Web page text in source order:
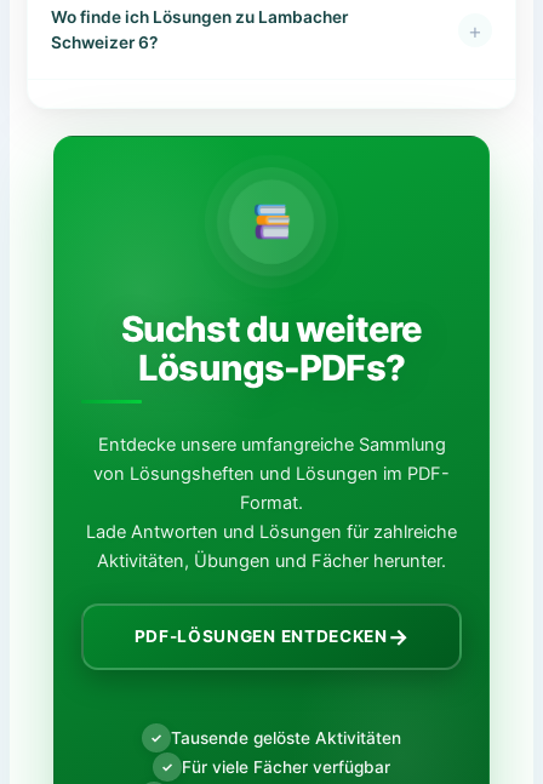
Wo finde ich Lösungen zu Lambacher
Schweizer 6?
+
Suchst du weitere
Lösungs-PDFs?
Entdecke unsere umfangreiche Sammlung
von Lösungsheften und Lösungen im PDF-
Format.
Lade Antworten und Lösungen für zahlreiche
Aktivitäten, Übungen und Fächer herunter.
PDF-LÖSUNGEN ENTDECKEN→
✓ Tausende gelöste Aktivitäten
✓ Für viele Fächer verfügbar